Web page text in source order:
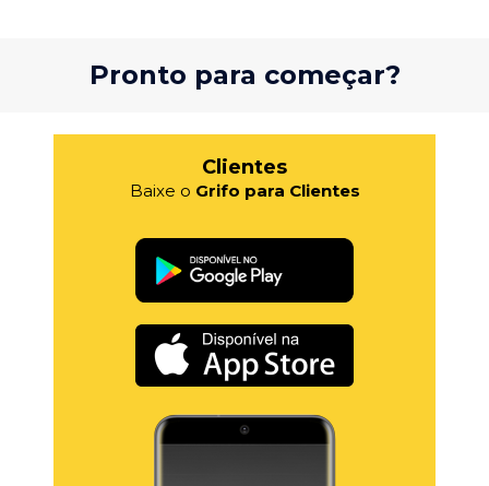
Pronto para começar?
Clientes
Baixe o Grifo para Clientes